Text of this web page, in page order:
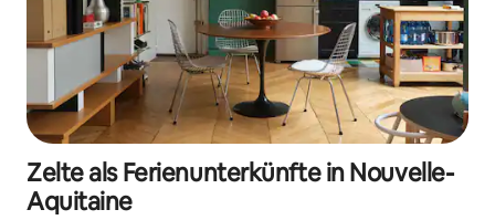
Zelte als Ferienunterkünfte in Nouvelle-
Aquitaine